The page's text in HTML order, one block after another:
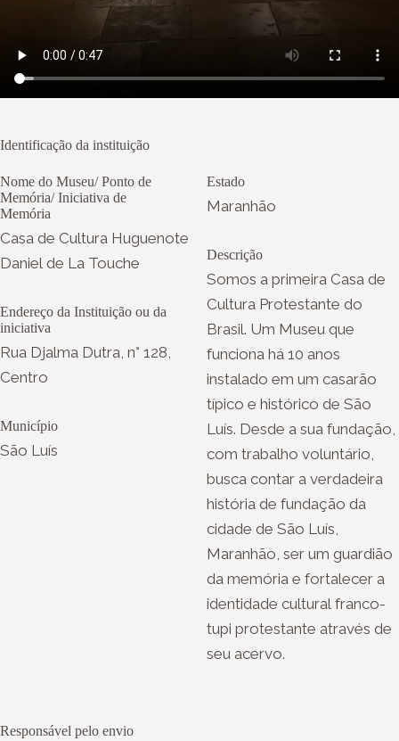
Identificação da instituição
Nome do Museu/ Ponto de
Memória/ Iniciativa de
Memória
Casa de Cultura Huguenote
Daniel de La Touche
Endereço da Instituição ou da
iniciativa
Rua Djalma Dutra, n° 128,
Centro
Município
São Luís
Estado
Maranhão
Descrição
Somos a primeira Casa de
Cultura Protestante do
Brasil. Um Museu que
funciona há 10 anos
instalado em um casarão
típico e histórico de São
Luís. Desde a sua fundação,
com trabalho voluntário,
busca contar a verdadeira
história de fundação da
cidade de São Luís,
Maranhão, ser um guardião
da memória e fortalecer a
identidade cultural franco-
tupi protestante através de
seu acervo.
Responsável pelo envio